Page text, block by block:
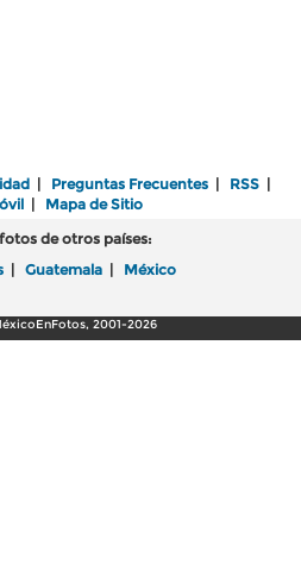
| Preguntas Frecuentes | RSS |
| Mapa de Sitio
de otros países:
| Guatemala | México
2001-2026